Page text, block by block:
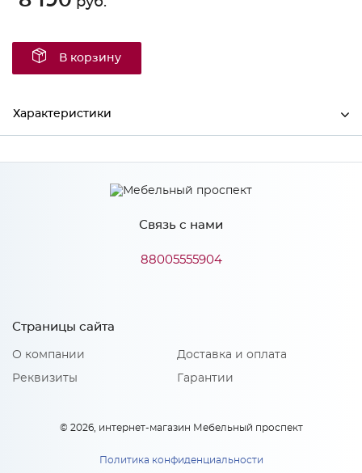
В корзину
Характеристики
Производитель МиФ
Шоколад
Связь с нами
88005555904
Страницы сайта
О компании
Реквизиты
Доставка и оплата
Гарантии
© 2026, интернет-магазин Мебельный проспект
Политика конфиденциальности